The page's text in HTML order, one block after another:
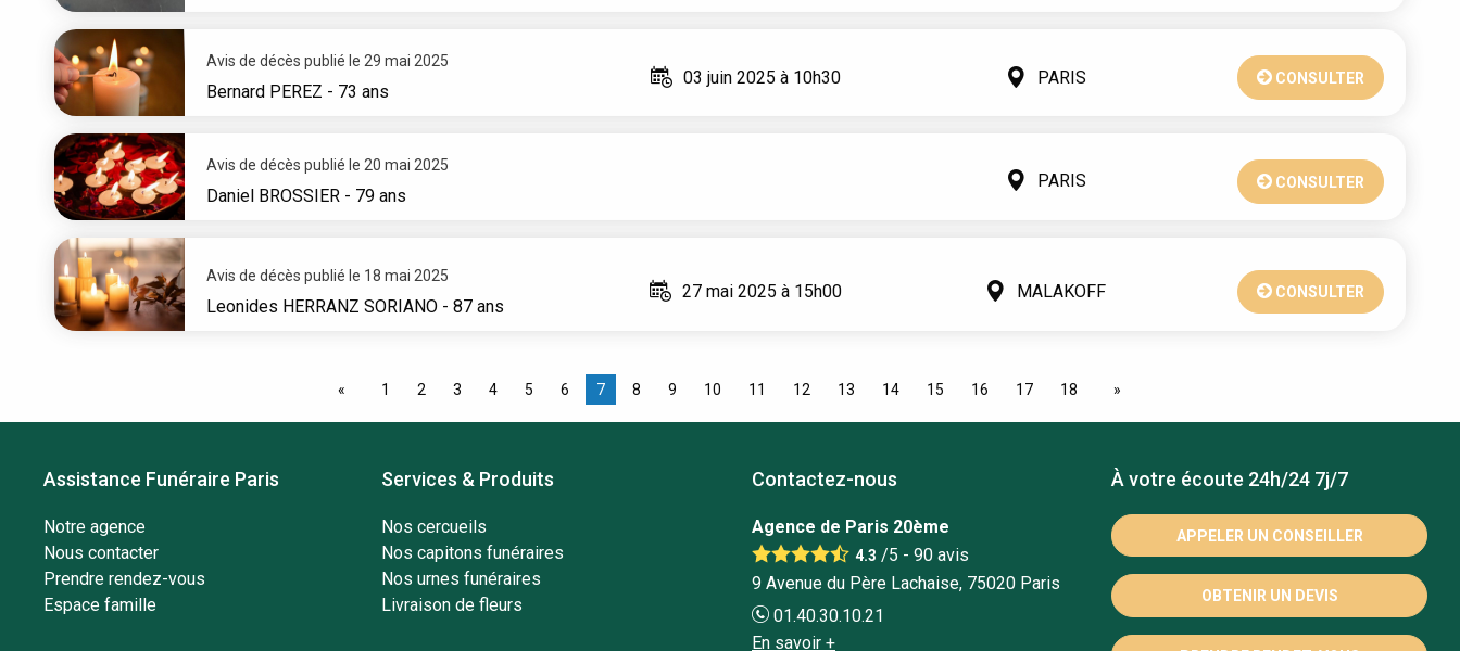
Avis de décès publié le 29 mai 2025
Bernard PEREZ - 73 ans
03 juin 2025 à 10h30 PARIS CONSULTER
Avis de décès publié le 20 mai 2025
Daniel BROSSIER - 79 ans
PARIS CONSULTER
Avis de décès publié le 18 mai 2025
Leonides HERRANZ SORIANO - 87 ans
27 mai 2025 à 15h00 MALAKOFF CONSULTER
1 2 3 4 5 6 7 8 9 10 11 12 13 14 15 16 17 18
Assistance Funéraire Paris
Notre agence
Nous contacter
Prendre rendez-vous
Espace famille
Services & Produits
Nos cercueils
Nos capitons funéraires
Nos urnes funéraires
Livraison de fleurs
Contactez-nous
Agence de Paris 20ème
4.3 /5 - 90 avis
9 Avenue du Père Lachaise, 75020 Paris
01.40.30.10.21
En savoir +
À votre écoute 24h/24 7j/7
APPELER UN CONSEILLER
OBTENIR UN DEVIS